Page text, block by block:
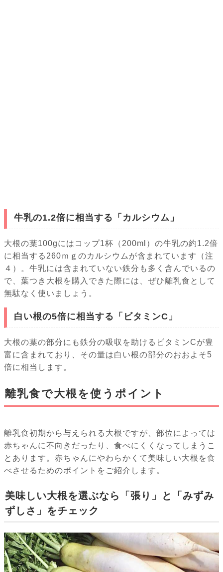
牛乳の1.2倍に相当する「カルシウム」
大根の葉100gにはコップ1杯（200ml）の牛乳の約1.2倍
に相当する260ｍｇのカルシウムが含まれています（注
４）。牛乳には含まれていない鉄分も多く含んでいるの
で、葉つき大根を購入できた際には、ぜひ離乳食として
無駄なく使いましょう。
白い根の5倍に相当する「ビタミンC」
大根の葉の部分にも鉄分の吸収を助けるビタミンCが豊
富に含まれており、その量は白い根の部分のおおよそ5
倍に相当します。
離乳食で大根を使うポイント
離乳食初期から与えられる大根ですが、部位によっては
赤ちゃんに不向きだったり、食べにくくなってしまうこ
とあります。赤ちゃんにやわらかくて美味しい大根を食
べさせるためのポイントをご紹介します。
美味しい大根を選ぶなら「張り」と「みずみ
ずしさ」をチェック